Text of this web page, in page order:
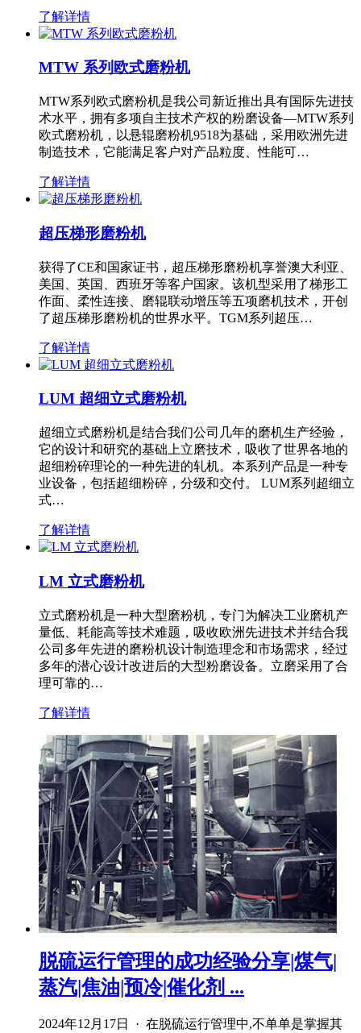
了解详情
MTW 系列欧式磨粉机
MTW系列欧式磨粉机是我公司新近推出具有国际先进技
术水平，拥有多项自主技术产权的粉磨设备—MTW系列
欧式磨粉机，以悬辊磨粉机9518为基础，采用欧洲先进
制造技术，它能满足客户对产品粒度、性能可…
了解详情
超压梯形磨粉机
获得了CE和国家证书，超压梯形磨粉机享誉澳大利亚、
美国、英国、西班牙等客户国家。该机型采用了梯形工
作面、柔性连接、磨辊联动增压等五项磨机技术，开创
了超压梯形磨粉机的世界水平。TGM系列超压…
了解详情
LUM 超细立式磨粉机
超细立式磨粉机是结合我们公司几年的磨机生产经验，
它的设计和研究的基础上立磨技术，吸收了世界各地的
超细粉碎理论的一种先进的轧机。本系列产品是一种专
业设备，包括超细粉碎，分级和交付。 LUM系列超细立
式…
了解详情
LM 立式磨粉机
立式磨粉机是一种大型磨粉机，专门为解决工业磨机产
量低、耗能高等技术难题，吸收欧洲先进技术并结合我
公司多年先进的磨粉机设计制造理念和市场需求，经过
多年的潜心设计改进后的大型粉磨设备。立磨采用了合
理可靠的…
了解详情
脱硫运行管理的成功经验分享|煤气|
蒸汽|焦油|预冷|催化剂 ...
2024年12月17日 · 在脱硫运行管理中,不单单是掌握其